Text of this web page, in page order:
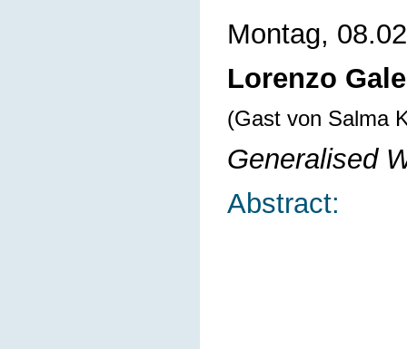
Montag,
Lorenzo
(Gast von Salma
Generalised
Abstract: